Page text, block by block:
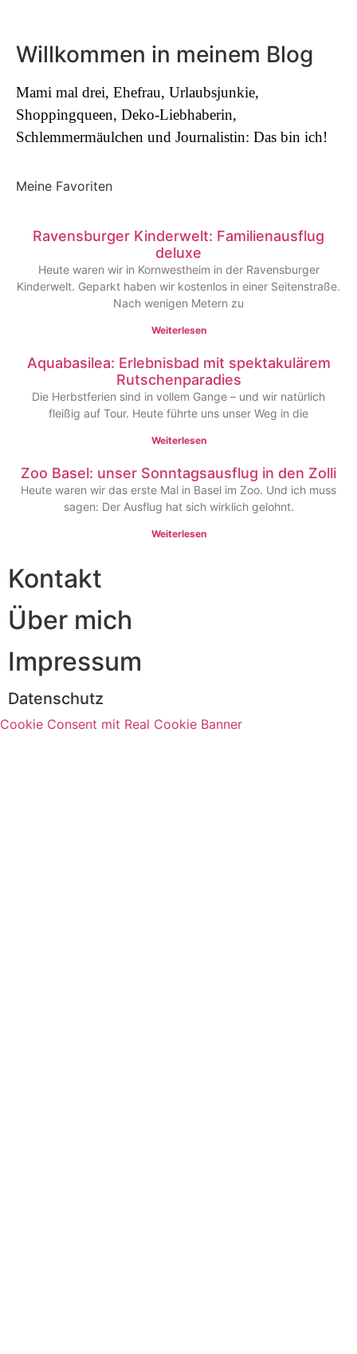
Willkommen in meinem Blog
Mami mal drei, Ehefrau, Urlaubsjunkie,
Shoppingqueen, Deko-Liebhaberin,
Schlemmermäulchen und Journalistin: Das bin ich!
Meine Favoriten
Ravensburger Kinderwelt: Familienausflug
deluxe
Heute waren wir in Kornwestheim in der Ravensburger
Kinderwelt. Geparkt haben wir kostenlos in einer Seitenstraße.
Nach wenigen Metern zu
Weiterlesen
Aquabasilea: Erlebnisbad mit spektakulärem
Rutschenparadies
Die Herbstferien sind in vollem Gange – und wir natürlich
fleißig auf Tour. Heute führte uns unser Weg in die
Weiterlesen
Zoo Basel: unser Sonntagsausflug in den Zolli
Heute waren wir das erste Mal in Basel im Zoo. Und ich muss
sagen: Der Ausflug hat sich wirklich gelohnt.
Weiterlesen
Kontakt
Über mich
Impressum
Datenschutz
Cookie Consent mit Real Cookie Banner